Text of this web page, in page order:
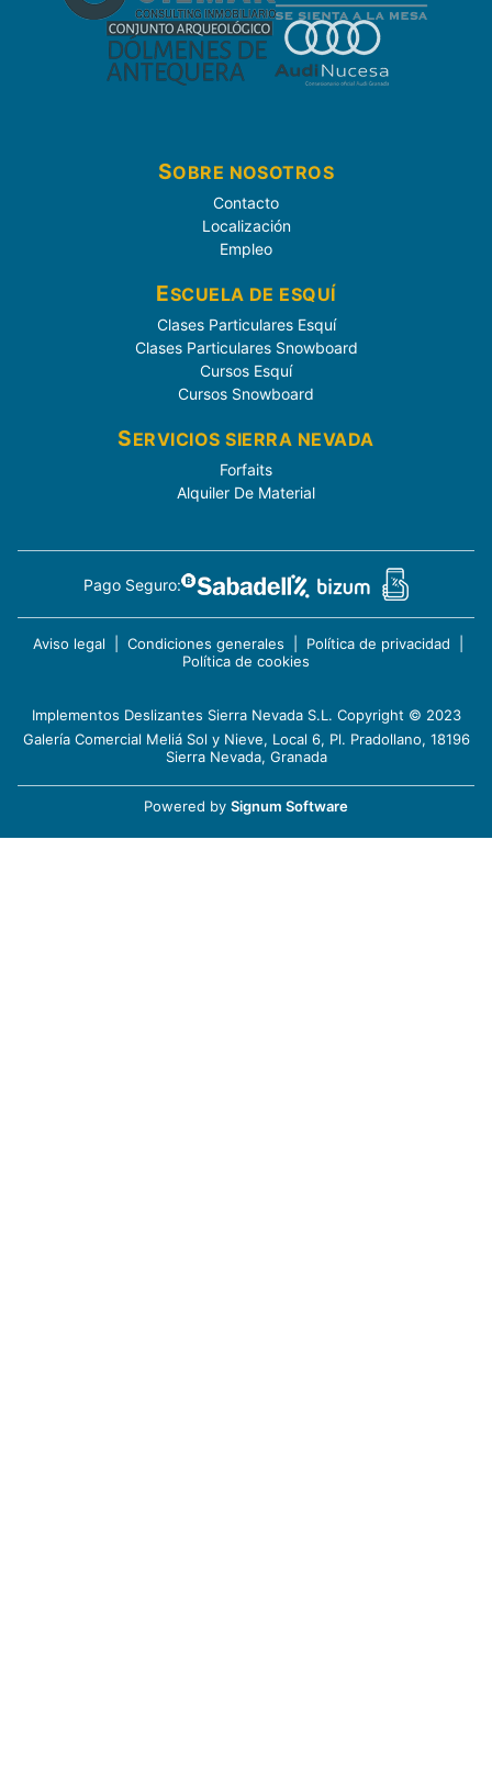
SOBRE NOSOTROS
Contacto
Localización
Empleo
ESCUELA DE ESQUÍ
Clases Particulares Esquí
Clases Particulares Snowboard
Cursos Esquí
Cursos Snowboard
SERVICIOS SIERRA NEVADA
Forfaits
Alquiler De Material
Pago Seguro:
Aviso legal Condiciones generales Política de privacidad
Política de cookies
Implementos Deslizantes Sierra Nevada S.L. Copyright © 2023
Galería Comercial Meliá Sol y Nieve, Local 6, Pl. Pradollano, 18196
Sierra Nevada, Granada
Powered by Signum Software